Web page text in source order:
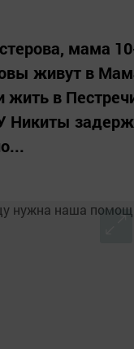
мама
живут в
в
Никиты